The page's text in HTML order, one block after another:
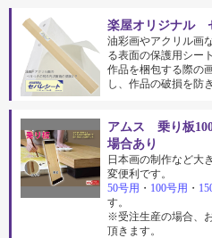
楽屋オリジナル
油彩画やアクリル画
る表面の保護用シー
作品を梱包する際の
し、作品の破損を防
アムス 乗り板
場合あり
日本画の制作など大
変便利です。
50号用 ・ 100号用 ・
す。
※受注生産の場合、
頂きます。